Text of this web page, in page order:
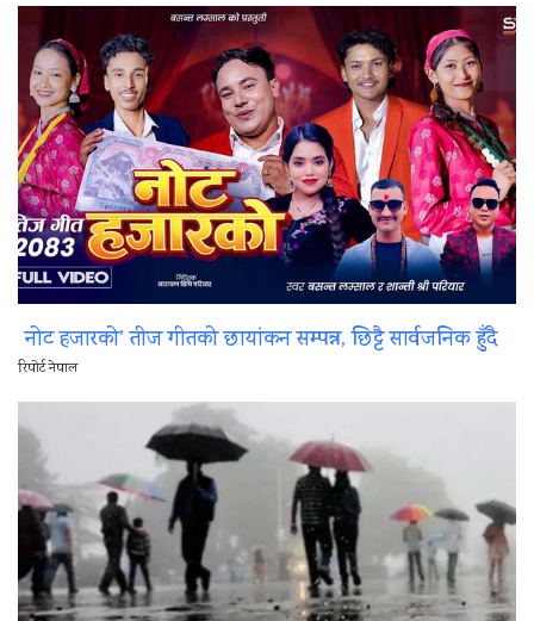
नोट हजारको’ तीज गीतको छायांकन सम्पन्न, छिट्टै सार्वजनिक हुँदै
रिपोर्ट नेपाल